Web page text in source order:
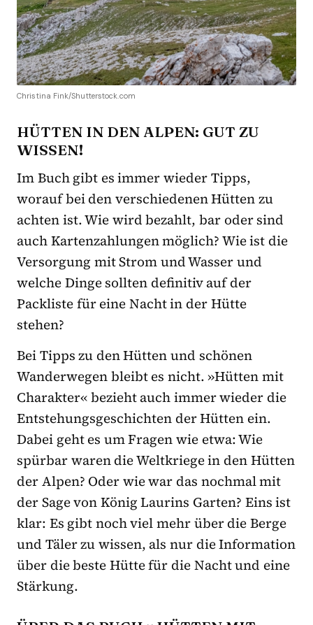
Christina Fink/Shutterstock.com
HÜTTEN IN DEN ALPEN: GUT ZU
WISSEN!
Im Buch gibt es immer wieder Tipps,
worauf bei den verschiedenen Hütten zu
achten ist. Wie wird bezahlt, bar oder sind
auch Kartenzahlungen möglich? Wie ist die
Versorgung mit Strom und Wasser und
welche Dinge sollten definitiv auf der
Packliste für eine Nacht in der Hütte
stehen?
Bei Tipps zu den Hütten und schönen
Wanderwegen bleibt es nicht. »Hütten mit
Charakter« bezieht auch immer wieder die
Entstehungsgeschichten der Hütten ein.
Dabei geht es um Fragen wie etwa: Wie
spürbar waren die Weltkriege in den Hütten
der Alpen? Oder wie war das nochmal mit
der Sage von König Laurins Garten? Eins ist
klar: Es gibt noch viel mehr über die Berge
und Täler zu wissen, als nur die Information
über die beste Hütte für die Nacht und eine
Stärkung.